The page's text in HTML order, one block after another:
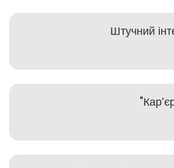
Штучний